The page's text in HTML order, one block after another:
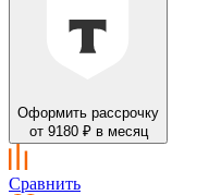
Оформить рассрочку
от 9180 ₽ в месяц
Сравнить